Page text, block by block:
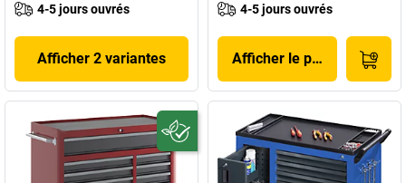
4-5 jours ouvrés
Afficher 2 variantes
4-5 jours ouvrés
Afficher le produit